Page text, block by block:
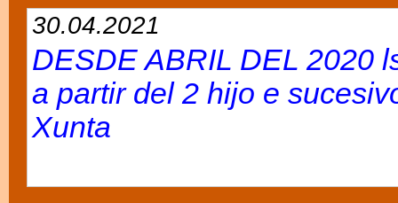
30.04.2021
DESDE ABRIL DEL 2020
a partir del 2 hijo e
Xunta